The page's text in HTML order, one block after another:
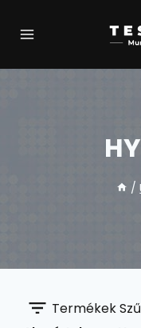
/
Termékek